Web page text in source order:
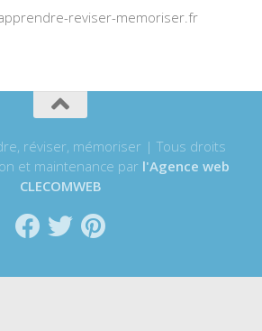
reviser-memoriser.fr
réviser, mémoriser | Tous droits
et maintenance par l'Agence web
CLECOMWEB